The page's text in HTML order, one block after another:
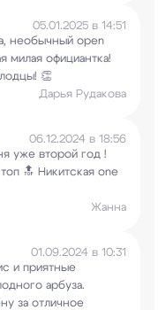
05.01.2025 в 14:51
необычный open
милая официантка!
👏
Дарья Рудакова
06.12.2024 в 18:56
уже второй год !
🔝 Никитская one
Жанна
01.09.2024 в 10:31
и приятные
арбуза.
за отличное